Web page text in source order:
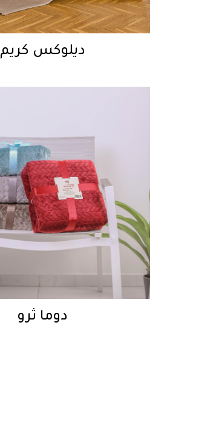
ديلوكس كريم
دوما ثرو